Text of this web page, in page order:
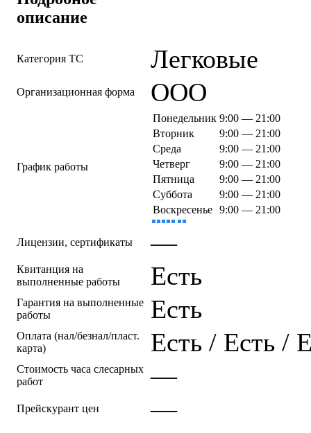
описание
Категория ТС Легковые
Организационная форма ООО
График работы
Понедельник 9:00 — 21:00
Вторник
9:00 — 21:00
Среда
9:00 — 21:00
Четверг
9:00 — 21:00
Пятница
9:00 — 21:00
Суббота
9:00 — 21:00
Воскресенье 9:00 — 21:00
Лицензии, сертификаты —
Квитанция на
выполненные работы
Есть
Гарантия на выполненные
работы
Есть
Оплата (нал/безнал/пласт.
карта)
Есть / Есть /
Стоимость часа слесарных
работ
—
Прейскурант цен —